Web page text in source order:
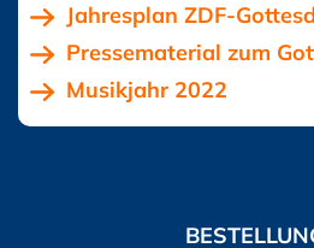
Jahresplan ZDF-
Pressematerial zum
Musikjahr 2022